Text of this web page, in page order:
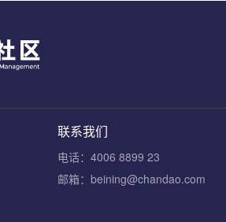
联系我们
电话：4006 8899 23
邮箱：beining@chandao.com